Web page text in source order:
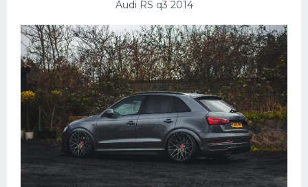
Audi RS q3 2014